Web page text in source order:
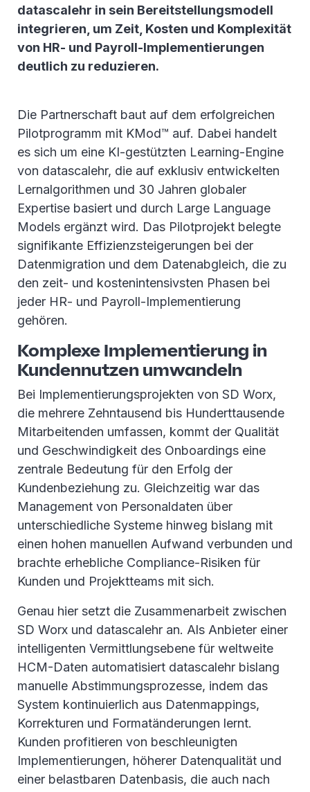
datascalehr in sein Bereitstellungsmodell
integrieren, um Zeit, Kosten und Komplexität
von HR- und Payroll-Implementierungen
deutlich zu reduzieren.
Die Partnerschaft baut auf dem erfolgreichen
Pilotprogramm mit KMod™ auf. Dabei handelt
es sich um eine KI-gestützten Learning-Engine
von datascalehr, die auf exklusiv entwickelten
Lernalgorithmen und 30 Jahren globaler
Expertise basiert und durch Large Language
Models ergänzt wird. Das Pilotprojekt belegte
signifikante Effizienzsteigerungen bei der
Datenmigration und dem Datenabgleich, die zu
den zeit- und kostenintensivsten Phasen bei
jeder HR- und Payroll-Implementierung
gehören.
Komplexe Implementierung in
Kundennutzen umwandeln
Bei Implementierungsprojekten von SD Worx,
die mehrere Zehntausend bis Hunderttausende
Mitarbeitenden umfassen, kommt der Qualität
und Geschwindigkeit des Onboardings eine
zentrale Bedeutung für den Erfolg der
Kundenbeziehung zu. Gleichzeitig war das
Management von Personaldaten über
unterschiedliche Systeme hinweg bislang mit
einen hohen manuellen Aufwand verbunden und
brachte erhebliche Compliance-Risiken für
Kunden und Projektteams mit sich.
Genau hier setzt die Zusammenarbeit zwischen
SD Worx und datascalehr an. Als Anbieter einer
intelligenten Vermittlungsebene für weltweite
HCM-Daten automatisiert datascalehr bislang
manuelle Abstimmungsprozesse, indem das
System kontinuierlich aus Datenmappings,
Korrekturen und Formatänderungen lernt.
Kunden profitieren von beschleunigten
Implementierungen, höherer Datenqualität und
einer belastbaren Datenbasis, die auch nach